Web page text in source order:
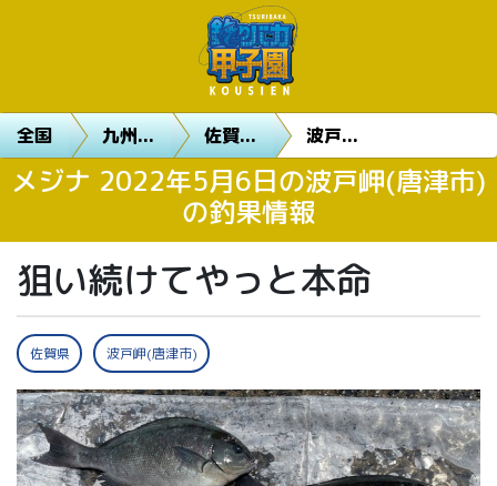
全国 九州... 佐賀... 波戸...
メジナ 2022年5月6日の波戸岬(唐津市)
の釣果情報
狙い続けてやっと本命
佐賀県 波戸岬(唐津市)